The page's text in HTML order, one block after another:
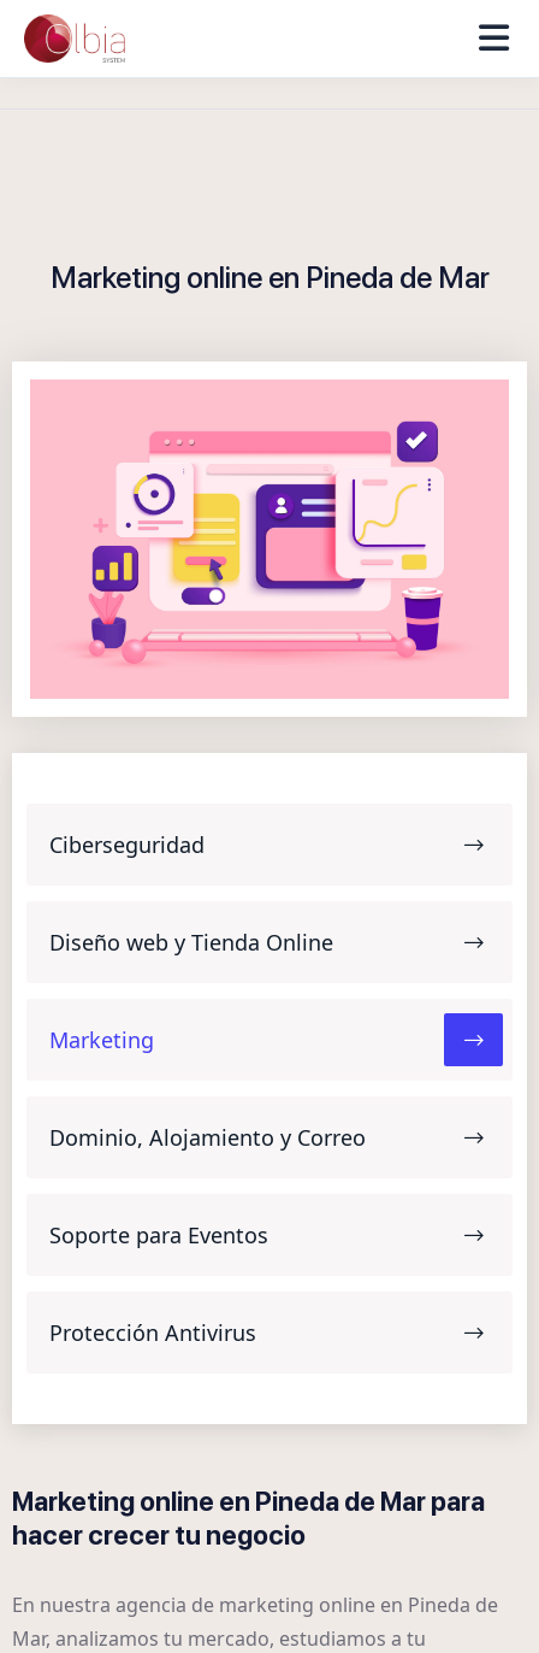
Marketing online en Pineda de Mar
Ciberseguridad
Diseño web y Tienda Online
Marketing
Dominio, Alojamiento y Correo
Soporte para Eventos
Protección Antivirus
Marketing online en Pineda de Mar para
hacer crecer tu negocio
En nuestra agencia de marketing online en Pineda de
Mar, analizamos tu mercado, estudiamos a tu